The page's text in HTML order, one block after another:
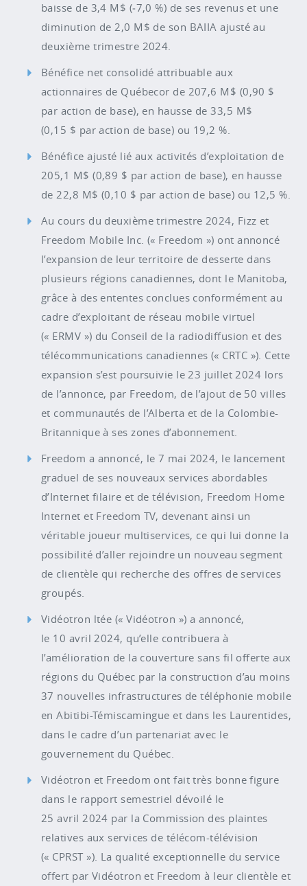
baisse de 3,4 M$ (‑7,0 %) de ses revenus et une
diminution de 2,0 M$ de son BAIIA ajusté au
deuxième trimestre 2024.
Bénéfice net consolidé attribuable aux
actionnaires de Québecor de 207,6 M$ (0,90 $
par action de base), en hausse de 33,5 M$
(0,15 $ par action de base) ou 19,2 %.
Bénéfice ajusté lié aux activités d’exploitation de
205,1 M$ (0,89 $ par action de base), en hausse
de 22,8 M$ (0,10 $ par action de base) ou 12,5 %.
Au cours du deuxième trimestre 2024, Fizz et
Freedom Mobile Inc. (« Freedom ») ont annoncé
l’expansion de leur territoire de desserte dans
plusieurs régions canadiennes, dont le Manitoba,
grâce à des ententes conclues conformément au
cadre d’exploitant de réseau mobile virtuel
(« ERMV ») du Conseil de la radiodiffusion et des
télécommunications canadiennes (« CRTC »). Cette
expansion s’est poursuivie le 23 juillet 2024 lors
de l’annonce, par Freedom, de l’ajout de 50 villes
et communautés de l’Alberta et de la Colombie-
Britannique à ses zones d’abonnement.
Freedom a annoncé, le 7 mai 2024, le lancement
graduel de ses nouveaux services abordables
d’Internet filaire et de télévision, Freedom Home
Internet et Freedom TV, devenant ainsi un
véritable joueur multiservices, ce qui lui donne la
possibilité d’aller rejoindre un nouveau segment
de clientèle qui recherche des offres de services
groupés.
Vidéotron ltée (« Vidéotron ») a annoncé,
le 10 avril 2024, qu’elle contribuera à
l’amélioration de la couverture sans fil offerte aux
régions du Québec par la construction d’au moins
37 nouvelles infrastructures de téléphonie mobile
en Abitibi-Témiscamingue et dans les Laurentides,
dans le cadre d’un partenariat avec le
gouvernement du Québec.
Vidéotron et Freedom ont fait très bonne figure
dans le rapport semestriel dévoilé le
25 avril 2024 par la Commission des plaintes
relatives aux services de télécom-télévision
(« CPRST »). La qualité exceptionnelle du service
offert par Vidéotron et Freedom à leur clientèle et